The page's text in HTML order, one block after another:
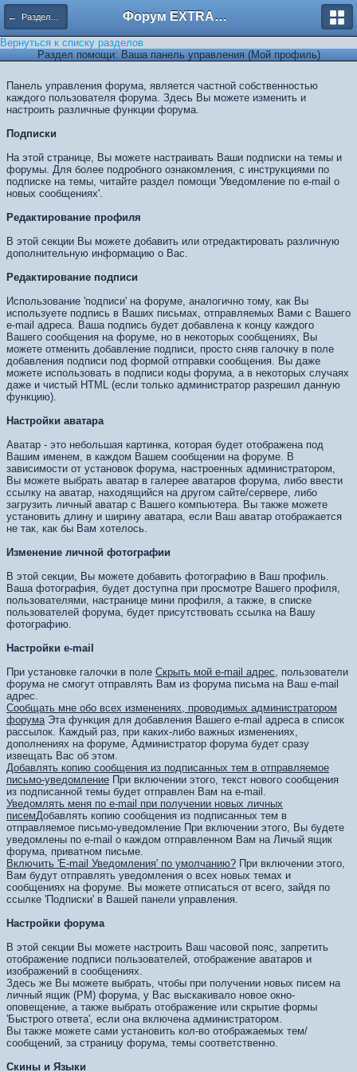
← Разделы помощи Форум EXTRACTOR.ru
Вернуться к списку разделов
Раздел помощи: Ваша панель управления (Мой профиль)
Панель управления форума, является частной собственностью
каждого пользователя форума. Здесь Вы можете изменить и
настроить различные функции форума.
Подписки
На этой странице, Вы можете настраивать Ваши подписки на темы и
форумы. Для более подробного ознакомления, с инструкциями по
подписке на темы, читайте раздел помощи 'Уведомление по e-mail о
новых сообщениях'.
Редактирование профиля
В этой секции Вы можете добавить или отредактировать различную
дополнительную информацию о Вас.
Редактирование подписи
Использование 'подписи' на форуме, аналогично тому, как Вы
используете подпись в Ваших письмах, отправляемых Вами с Вашего
e-mail адреса. Ваша подпись будет добавлена к концу каждого
Вашего сообщения на форуме, но в некоторых сообщениях, Вы
можете отменить добавление подписи, просто сняв галочку в поле
добавления подписи под формой отправки сообщения. Вы даже
можете использовать в подписи коды форума, а в некоторых случаях
даже и чистый HTML (если только администратор разрешил данную
функцию).
Настройки аватара
Аватар - это небольшая картинка, которая будет отображена под
Вашим именем, в каждом Вашем сообщении на форуме. В
зависимости от установок форума, настроенных администратором,
Вы можете выбрать аватар в галерее аватаров форума, либо ввести
ссылку на аватар, находящийся на другом сайте/сервере, либо
загрузить личный аватар с Вашего компьютера. Вы также можете
установить длину и ширину аватара, если Ваш аватар отображается
не так, как бы Вам хотелось.
Изменение личной фотографии
В этой секции, Вы можете добавить фотографию в Ваш профиль.
Ваша фотография, будет доступна при просмотре Вашего профиля,
пользователями, настранице мини профиля, а также, в списке
пользователей форума, будет присутствовать ссылка на Вашу
фотографию.
Настройки e-mail
При установке галочки в поле Скрыть мой e-mail адрес, пользователи
форума не смогут отправлять Вам из форума письма на Ваш e-mail
адрес.
Сообщать мне обо всех изменениях, проводимых администратором
форумаЭта функция для добавления Вашего e-mail адреса в список
рассылок. Каждый раз, при каких-либо важных изменениях,
дополнениях на форуме, Администратор форума будет сразу
извещать Вас об этом.
Добавлять копию сообщения из подписанных тем в отправляемое
письмо-уведомление При включении этого, текст нового сообщения
из подписанной темы будет отправлен Вам на e-mail.
Уведомлять меня по e-mail при получении новых личных
писемДобавлять копию сообщения из подписанных тем в
отправляемое письмо-уведомление При включении этого, Вы будете
уведомлены по e-mail о каждом отправленном Вам на Личый ящик
форума, приватном письме.
Включить 'E-mail Уведомления' по умолчанию? При включении этого,
Вам будут отправлять уведомления о всех новых темах и
сообщениях на форуме. Вы можете отписаться от всего, зайдя по
ссылке 'Подписки' в Вашей панели управления.
Настройки форума
В этой секции Вы можете настроить Ваш часовой пояс, запретить
отображение подписи пользователей, отображение аватаров и
изображений в сообщениях.
Здесь же Вы можете выбрать, чтобы при получении новых писем на
личный ящик (PM) форума, у Вас выскакивало новое окно-
оповещение, а также выбрать отображение или скрытие формы
'Быстрого ответа', если она включена администратором.
Вы также можете сами установить кол-во отображаемых тем/
сообщений, за страницу форума, темы соответственно.
Скины и Языки